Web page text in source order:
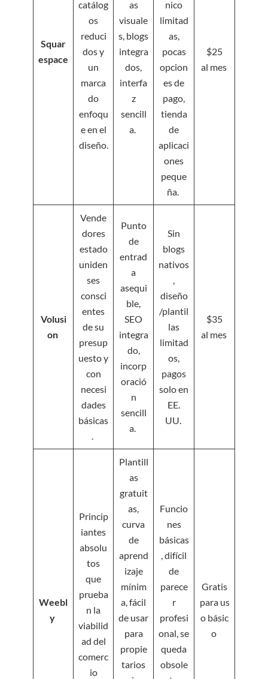
Squar
espace
catálog
os
reduci
dos y
un
marca
do
enfoqu
e en el
diseño.
as
visuale
s, blogs
integra
dos,
interfa
z
sencill
a.
nico
limitad
as,
pocas
opcion
es de
pago,
tienda
de
aplicaci
ones
peque
ña.
$25
al mes
Volusi
on
Vende
dores
estado
uniden
ses
consci
entes
de su
presup
uesto y
con
necesi
dades
básicas
.
Punto
de
entrad
a
asequi
ble,
SEO
integra
do,
incorp
oració
n
sencill
a.
Sin
blogs
nativos
,
diseño
/plantil
las
limitad
os,
pagos
solo en
EE.
UU.
$35
al mes
Weebl
y
Princip
iantes
absolu
tos
que
prueba
n la
viabilid
ad del
comerc
io
Plantill
as
gratuit
as,
curva
de
aprend
izaje
mínim
a, fácil
de usar
para
propie
tarios
Funcio
nes
básicas
, difícil
de
parece
r
profesi
onal, se
queda
obsole
Gratis
para us
o básic
o